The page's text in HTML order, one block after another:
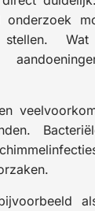
onderzoek
stellen.